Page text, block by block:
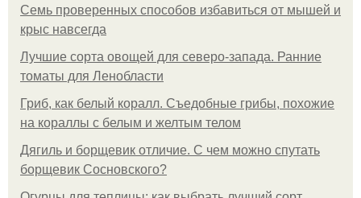
Семь проверенных способов избавиться от мышей и
крыс навсегда
Лучшие сорта овощей для северо-запада. Ранние
томаты для Ленобласти
Гриб, как белый коралл. Съедобные грибы, похожие
на кораллы с белым и желтым телом
Дягиль и борщевик отличие. С чем можно спутать
борщевик Сосновского?